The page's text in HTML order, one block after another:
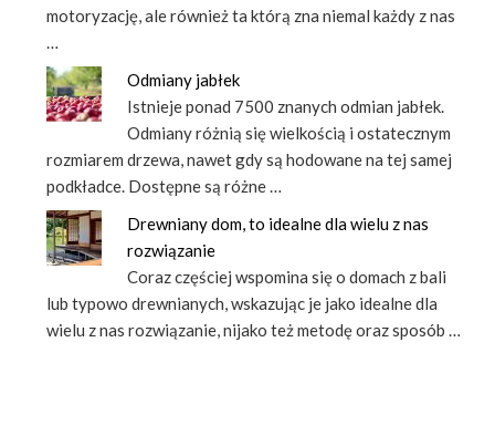
motoryzację, ale również ta którą zna niemal każdy z nas
…
Odmiany jabłek
Istnieje ponad 7500 znanych odmian jabłek.
Odmiany różnią się wielkością i ostatecznym
rozmiarem drzewa, nawet gdy są hodowane na tej samej
podkładce. Dostępne są różne …
Drewniany dom, to idealne dla wielu z nas
rozwiązanie
Coraz częściej wspomina się o domach z bali
lub typowo drewnianych, wskazując je jako idealne dla
wielu z nas rozwiązanie, nijako też metodę oraz sposób …